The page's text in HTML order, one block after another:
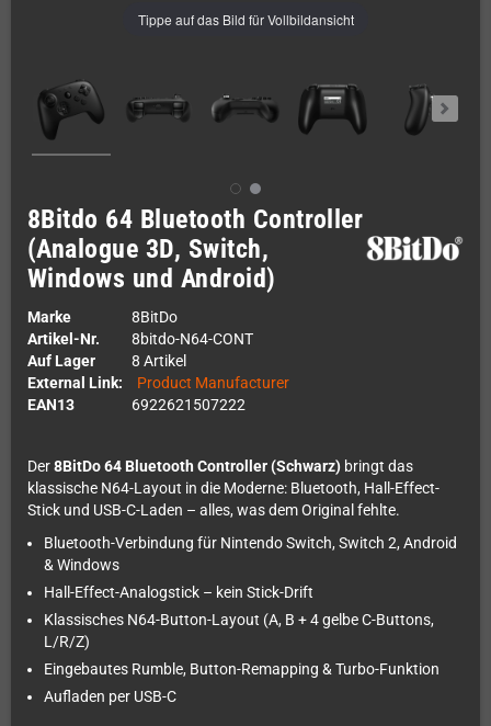
Tippe auf das Bild für Vollbildansicht
8Bitdo 64 Bluetooth Controller
(Analogue 3D, Switch,
Windows und Android)
Marke
8BitDo
Artikel-Nr.
8bitdo-N64-CONT
Auf Lager
8 Artikel
External Link:
Product Manufacturer
EAN13
6922621507222
Der8BitDo 64 Bluetooth Controller (Schwarz) bringt das
klassische N64-Layout in die Moderne: Bluetooth, Hall-Effect-
Stick und USB-C-Laden – alles, was dem Original fehlte.
Bluetooth-Verbindung für Nintendo Switch, Switch 2, Android
& Windows
Hall-Effect-Analogstick – kein Stick-Drift
Klassisches N64-Button-Layout (A, B + 4 gelbe C-Buttons,
L/R/Z)
Eingebautes Rumble, Button-Remapping & Turbo-Funktion
Aufladen per USB-C